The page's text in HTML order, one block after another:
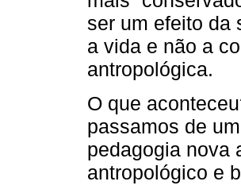
ser um efeito da
a vida e não a
antropológica.
O que
passamos de
pedagogia nova
antropológico e